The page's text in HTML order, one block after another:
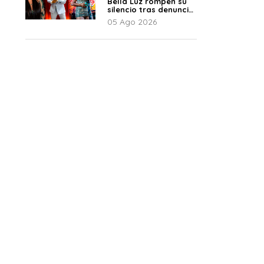
silencio tras denuncia
de Naldy: “Todo el
mundo lo sabía”
05 Ago 2026